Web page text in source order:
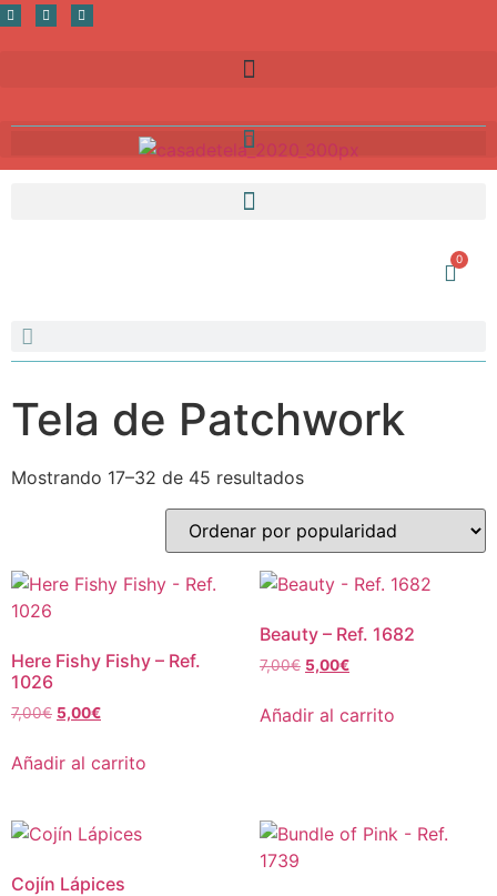
0
Tela de Patchwork
Mostrando 17–32 de 45 resultados
Here Fishy Fishy – Ref.
1026
7,00€ 5,00€
Añadir al carrito
Beauty – Ref. 1682
7,00€ 5,00€
Añadir al carrito
Cojín Lápices